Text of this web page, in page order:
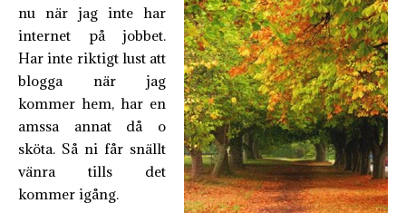
nu när jag inte har
internet på jobbet.
Har inte riktigt lust att
blogga när jag
kommer hem, har en
amssa annat då o
sköta. Så ni får snällt
vänra tills det
kommer igång.